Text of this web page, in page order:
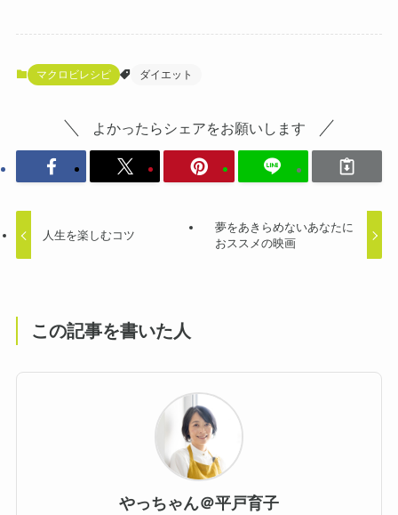
マクロビレシピ ダイエット
よかったらシェアをお願いします
人生を楽しむコツ
夢をあきらめないあなたに
おススメの映画
この記事を書いた人
やっちゃん＠平戸育子